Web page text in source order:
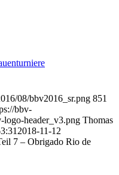
08/bbv2016_sr.png 851
bbv-
logo-header_v3.png Thomas
2018-11-12
7 – Obrigado Rio de